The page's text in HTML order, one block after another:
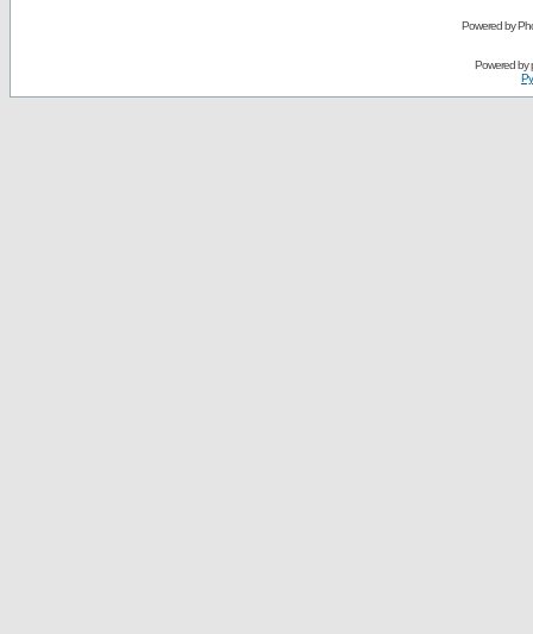
Powered by
Powered by